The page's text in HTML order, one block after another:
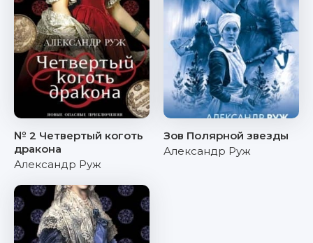
№ 2 Четвертый коготь
дракона
Александр Руж
Зов Полярной звезды
Александр Руж